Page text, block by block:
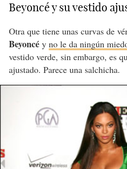
Beyoncé y su vestido
Otra que tiene unas curvas de
Beyoncéy no le da ningún
vestido verde, sin embargo, es
ajustado. Parece una salchicha.